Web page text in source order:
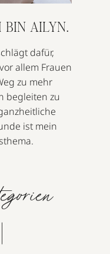
BIN AILYN.
dafür,
allem Frauen
zu mehr
begleiten zu
ist mein